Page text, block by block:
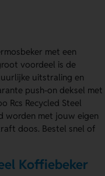
met een
voordeel is de
uitstraling en
push-on deksel met
Rcs Recycled Steel
worden met jouw eigen
doos. Bestel snel of
Koffiebeker